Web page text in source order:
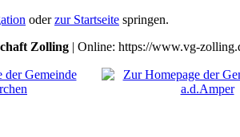
oderzur Startseite springen.
Zolling | Online: https://www.vg-